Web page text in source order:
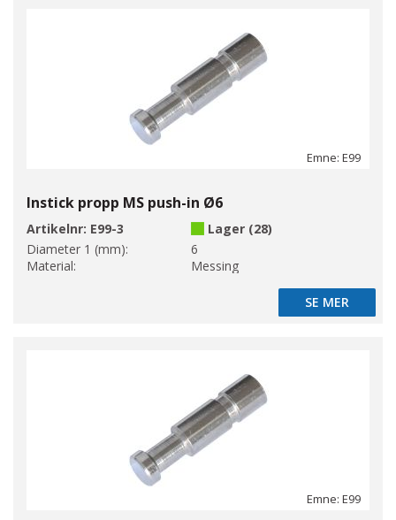
Emne: E99
Instick propp MS push-in Ø6
Artikelnr: E99-3
Lager (28)
Diameter 1 (mm):
6
Material:
Messing
SE MER
SE MER
Emne: E99